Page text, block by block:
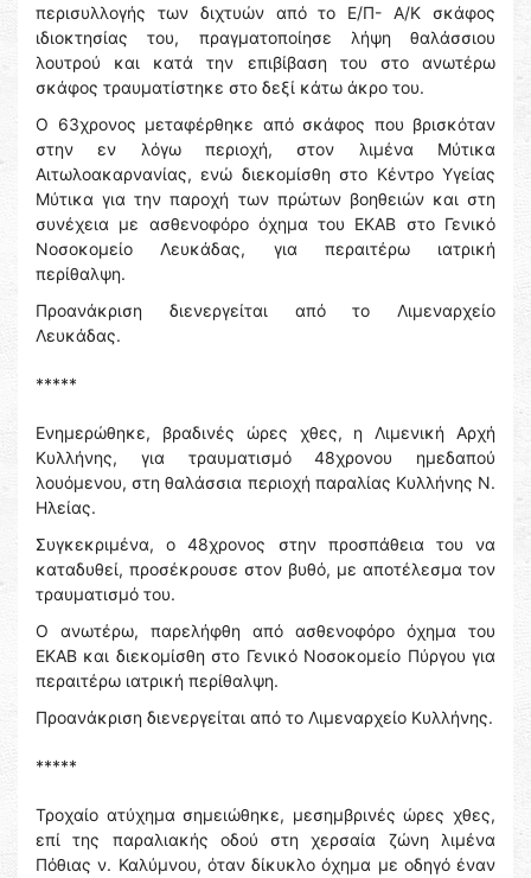
περισυλλογής των διχτυών από το Ε/Π- Α/Κ σκάφος
ιδιοκτησίας του, πραγματοποίησε λήψη θαλάσσιου
λουτρού και κατά την επιβίβαση του στο ανωτέρω
σκάφος τραυματίστηκε στο δεξί κάτω άκρο του.
Ο 63χρονος μεταφέρθηκε από σκάφος που βρισκόταν
στην εν λόγω περιοχή, στον λιμένα Μύτικα
Αιτωλοακαρνανίας, ενώ διεκομίσθη στο Κέντρο Υγείας
Μύτικα για την παροχή των πρώτων βοηθειών και στη
συνέχεια με ασθενοφόρο όχημα του ΕΚΑΒ στο Γενικό
Νοσοκομείο Λευκάδας, για περαιτέρω ιατρική
περίθαλψη.
Προανάκριση διενεργείται από το Λιμεναρχείο
Λευκάδας.
*****
Ενημερώθηκε, βραδινές ώρες χθες, η Λιμενική Αρχή
Κυλλήνης, για τραυματισμό 48χρονου ημεδαπού
λουόμενου, στη θαλάσσια περιοχή παραλίας Κυλλήνης Ν.
Ηλείας.
Συγκεκριμένα, ο 48χρονος στην προσπάθεια του να
καταδυθεί, προσέκρουσε στον βυθό, με αποτέλεσμα τον
τραυματισμό του.
Ο ανωτέρω, παρελήφθη από ασθενοφόρο όχημα του
ΕΚΑΒ και διεκομίσθη στο Γενικό Νοσοκομείο Πύργου για
περαιτέρω ιατρική περίθαλψη.
Προανάκριση διενεργείται από το Λιμεναρχείο Κυλλήνης.
*****
Τροχαίο ατύχημα σημειώθηκε, μεσημβρινές ώρες χθες,
επί της παραλιακής οδού στη χερσαία ζώνη λιμένα
Πόθιας ν. Καλύμνου, όταν δίκυκλο όχημα με οδηγό έναν